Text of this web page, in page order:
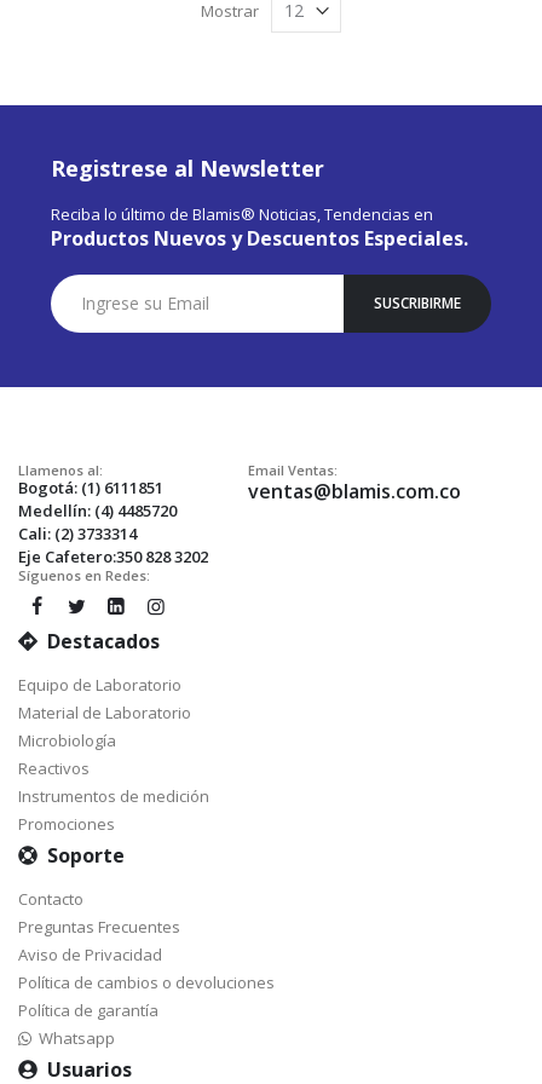
Mostrar
Registrese al Newsletter
Reciba lo último de Blamis® Noticias, Tendencias en
Productos Nuevos y Descuentos Especiales.
Suscríbase
a
Nuestro
SUSCRIBIRME
Llamenos al:
Bogotá: (1) 6111851
Medellín: (4) 4485720
Cali: (2) 3733314
Eje Cafetero:350 828 3202
Email Ventas:
ventas@blamis.com.co
Síguenos en Redes:
Destacados
Equipo de Laboratorio
Material de Laboratorio
Microbiología
Reactivos
Instrumentos de medición
Promociones
Soporte
Contacto
Preguntas Frecuentes
Aviso de Privacidad
Política de cambios o devoluciones
Política de garantía
Whatsapp
Usuarios